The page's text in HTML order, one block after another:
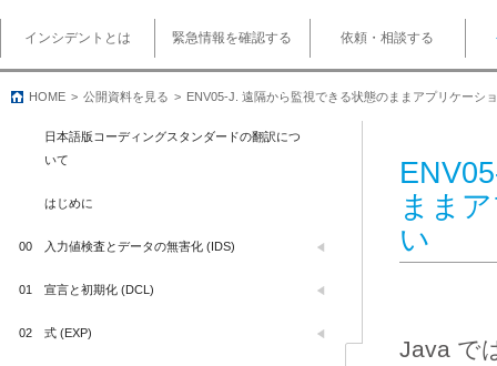
インシデントとは 緊急情報を確認する 依頼・相談する
HOME 公開資料を見る ENV05-J. 遠隔から監視できる状態のままアプリケーシ
まま
い
Java で
日本語版コーディングスタンダードの翻訳につ
いて
はじめに
00 入力値検査とデータの無害化 (IDS)
01 宣言と初期化 (DCL)
02 式 (EXP)